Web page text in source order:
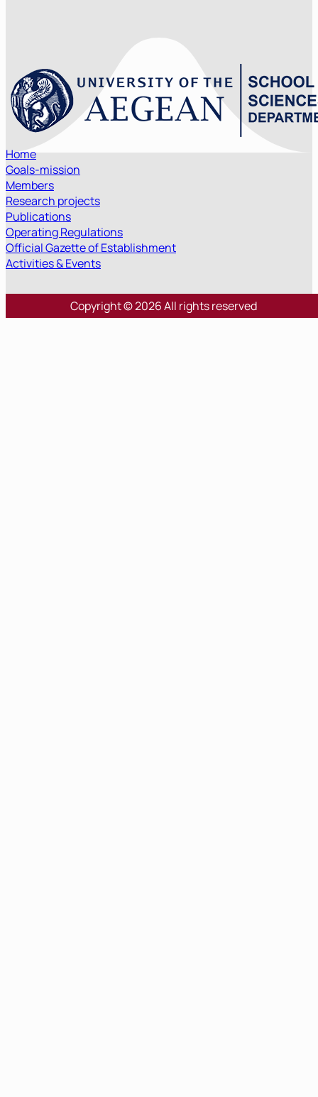
Home
Goals-mission
Members
Research projects
Publications
Operating Regulations
Official Gazette of Establishment
Activities & Events
Copyright © 2026 All rights reserved